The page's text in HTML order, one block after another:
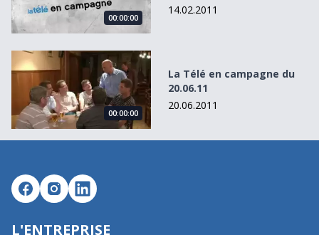
00:00:00
14.02.2011
La Télé en campagne du 20.06.11
00:00:00
La Télé en campagne du
20.06.11
20.06.2011
L'ENTREPRISE